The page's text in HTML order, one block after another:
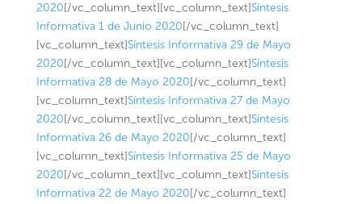
2020[/vc_column_text][vc_column_text]Síntesis
Informativa 1 de Junio 2020[/vc_column_text]
[vc_column_text]Síntesis Informativa 29 de Mayo
2020[/vc_column_text][vc_column_text]Síntesis
Informativa 28 de Mayo 2020[/vc_column_text]
[vc_column_text]Síntesis Informativa 27 de Mayo
2020[/vc_column_text][vc_column_text]Síntesis
Informativa 26 de Mayo 2020[/vc_column_text]
[vc_column_text]Síntesis Informativa 25 de Mayo
2020[/vc_column_text][vc_column_text]Síntesis
Informativa 22 de Mayo 2020[/vc_column_text]